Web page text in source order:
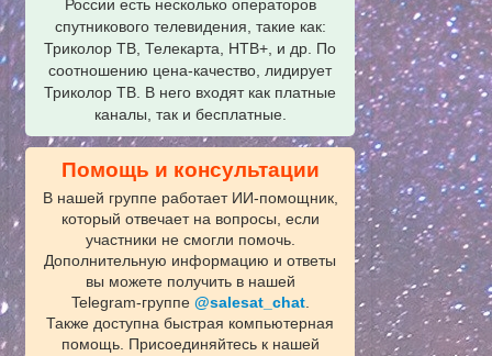
России есть несколько операторов
спутникового телевидения, такие как:
Триколор ТВ, Телекарта, НТВ+, и др. По
соотношению цена-качество, лидирует
Триколор ТВ. В него входят как платные
каналы, так и бесплатные.
Помощь и консультации
В нашей группе работает ИИ‑помощник,
который отвечает на вопросы, если
участники не смогли помочь.
Дополнительную информацию и ответы
вы можете получить в нашей
Telegram‑группе @salesat_chat.
Также доступна быстрая компьютерная
помощь. Присоединяйтесь к нашей